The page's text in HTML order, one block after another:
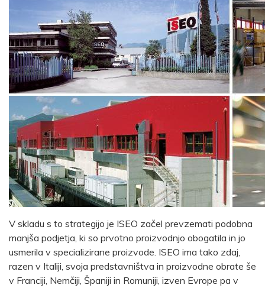
V skladu s to strategijo je ISEO začel prevzemati podobna
manjša podjetja, ki so prvotno proizvodnjo obogatila in jo
usmerila v specializirane proizvode. ISEO ima tako zdaj,
razen v Italiji, svoja predstavništva in proizvodne obrate še
v Franciji, Nemčiji, Španiji in Romuniji, izven Evrope pa v